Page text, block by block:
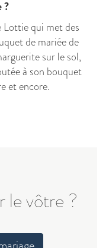
?
Lottie qui met des
de mariée de
sur le sol,
à son bouquet
et encore.
le vôtre ?